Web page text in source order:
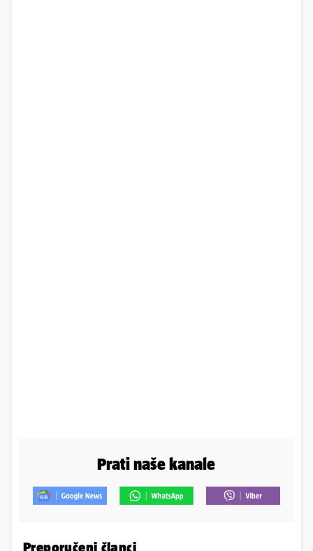
Prati naše kanale
Preporučeni članci